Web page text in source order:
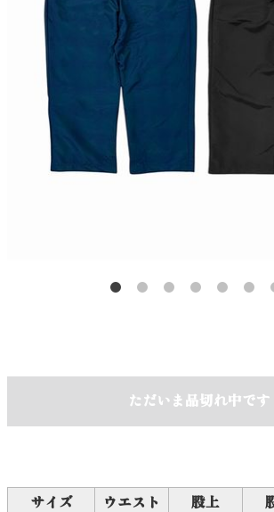
ただいま品切れ中です
サイズ ウエスト 股上